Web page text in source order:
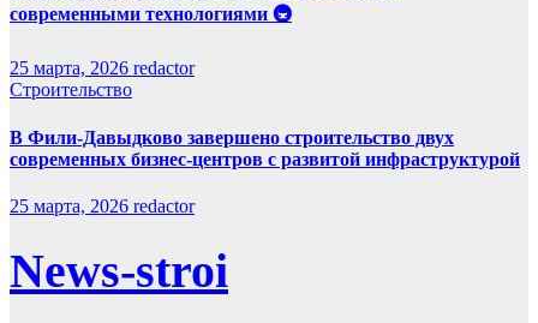
современными технологиями 🚇
25 марта, 2026 redactor
Строительство
В Фили-Давыдково завершено строительство двух
современных бизнес-центров с развитой инфраструктурой
25 марта, 2026 redactor
News-stroi